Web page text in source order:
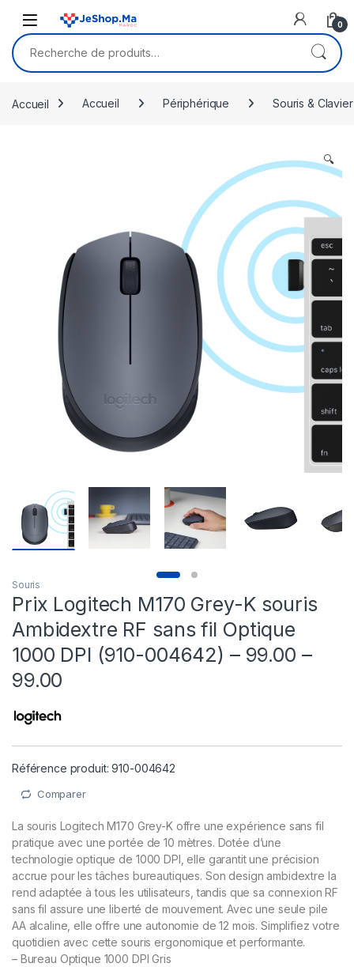
0
Recherche pour :
Accueil Accueil Périphérique Souris & Clavier
🔍
Souris
Prix Logitech M170 Grey-K souris
Ambidextre RF sans fil Optique
1000 DPI (910-004642) – 99.00 –
99.00
Référence produit: 910-004642
Comparer
La souris Logitech M170 Grey-K offre une expérience sans fil
pratique avec une portée de 10 mètres. Dotée d’une
technologie optique de 1000 DPI, elle garantit une précision
accrue pour les tâches bureautiques. Son design ambidextre la
rend adaptée à tous les utilisateurs, tandis que sa connexion RF
sans fil assure une liberté de mouvement. Avec une seule pile
AA alcaline, elle offre une autonomie de 12 mois. Simplifiez votre
quotidien avec cette souris ergonomique et performante.
– Bureau Optique 1000 DPI Gris